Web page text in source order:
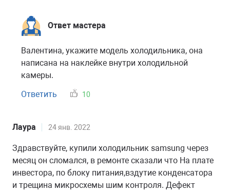
Ответ мастера
Валентина, укажите модель холодильника, она
написана на наклейке внутри холодильной
камеры.
Ответить
10
Лаура 24 янв. 2022
Здравствуйте, купили холодильник samsung через
месяц он сломался, в ремонте сказали что На плате
инвестора, по блоку питания,вздутие конденсатора
и трещина микросхемы шим контроля. Дефект